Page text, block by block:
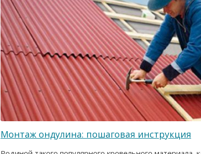
Монтаж ондулина: пошаговая инструкция